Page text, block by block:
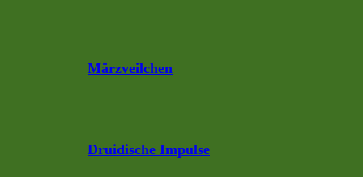
Märzveilchen
Druidische Impulse